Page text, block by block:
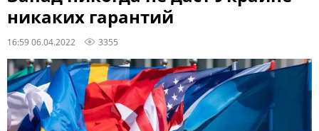
никаких гарантий
16:59 06.04.2022 3355